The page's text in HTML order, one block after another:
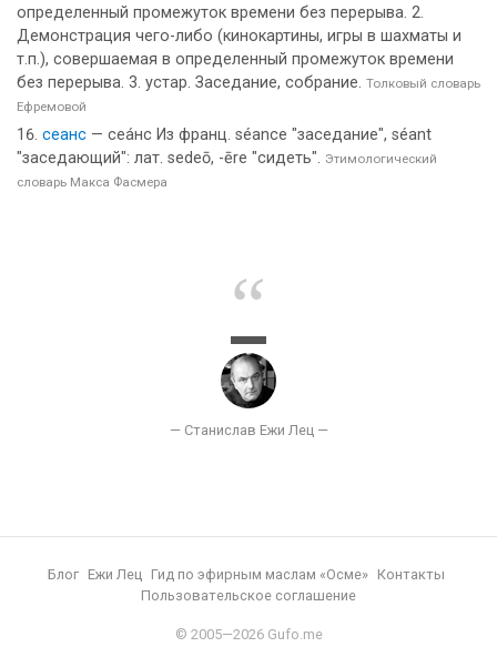
определенный промежуток времени без перерыва. 2.
Демонстрация чего-либо (кинокартины, игры в шахматы и
т.п.), совершаемая в определенный промежуток времени
без перерыва. 3. устар. Заседание, собрание. Толковый словарь
Ефремовой
сеанс — сеа́нс Из франц. séance "заседание", séant
"заседающий": лат. sеdеō, -ērе "сидеть". Этимологический
словарь Макса Фасмера
Блог Ежи Лец Гид по эфирным маслам «Осме»
Контакты
Пользовательское соглашение
© 2005—2026 Gufo.me